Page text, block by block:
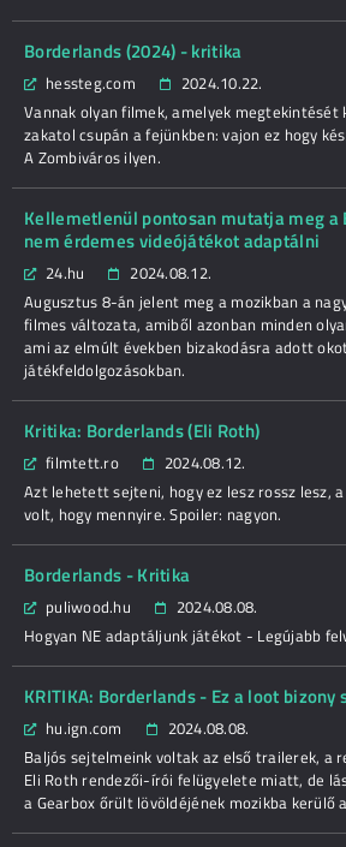
Borderlands (2024) - kritika
hessteg.com
2024.10.22.
Vannak olyan filmek, amelyek megtekintését
zakatol csupán a fejünkben: vajon ez hogy
A Zombiváros ilyen.
Kellemetlenül pontosan mutatja meg a
nem érdemes videójátékot adaptálni
24.hu
2024.08.12.
Augusztus 8-án jelent meg a mozikban a
filmes változata, amiből azonban minden
ami az elmúlt években bizakodásra adott
játékfeldolgozásokban.
Kritika: Borderlands (Eli Roth)
filmtett.ro
2024.08.12.
Azt lehetett sejteni, hogy ez lesz rossz lesz,
volt, hogy mennyire. Spoiler: nagyon.
Borderlands - Kritika
puliwood.hu
2024.08.08.
Hogyan NE adaptáljunk játékot - Legújabb
KRITIKA: Borderlands - Ez a loot bizony
hu.ign.com
2024.08.08.
Baljós sejtelmeink voltak az első trailerek, a
Eli Roth rendezői-írói felügyelete miatt, de
a Gearbox őrült lövöldéjének mozikba kerülő